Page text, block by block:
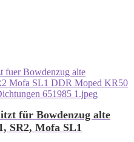
für Bowdenzug alte
SR2, Mofa SL1